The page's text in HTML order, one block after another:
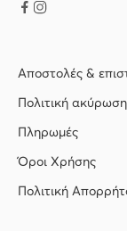
Αποστολές &
Πολιτική
Πληρωμές
Όροι Χρήσης
Πολιτική